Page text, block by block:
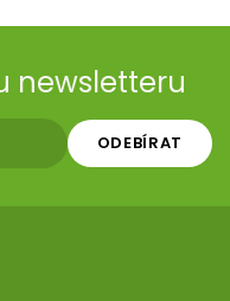
newsletteru
ODEBÍRAT